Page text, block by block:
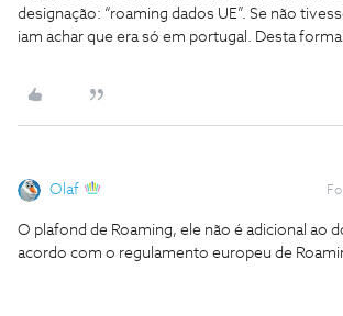
designação: “roaming dados UE”. Se não
iam achar que era só em portugal. Desta
Olaf
O plafond de Roaming, ele não é adicional ao
acordo com o regulamento europeu de